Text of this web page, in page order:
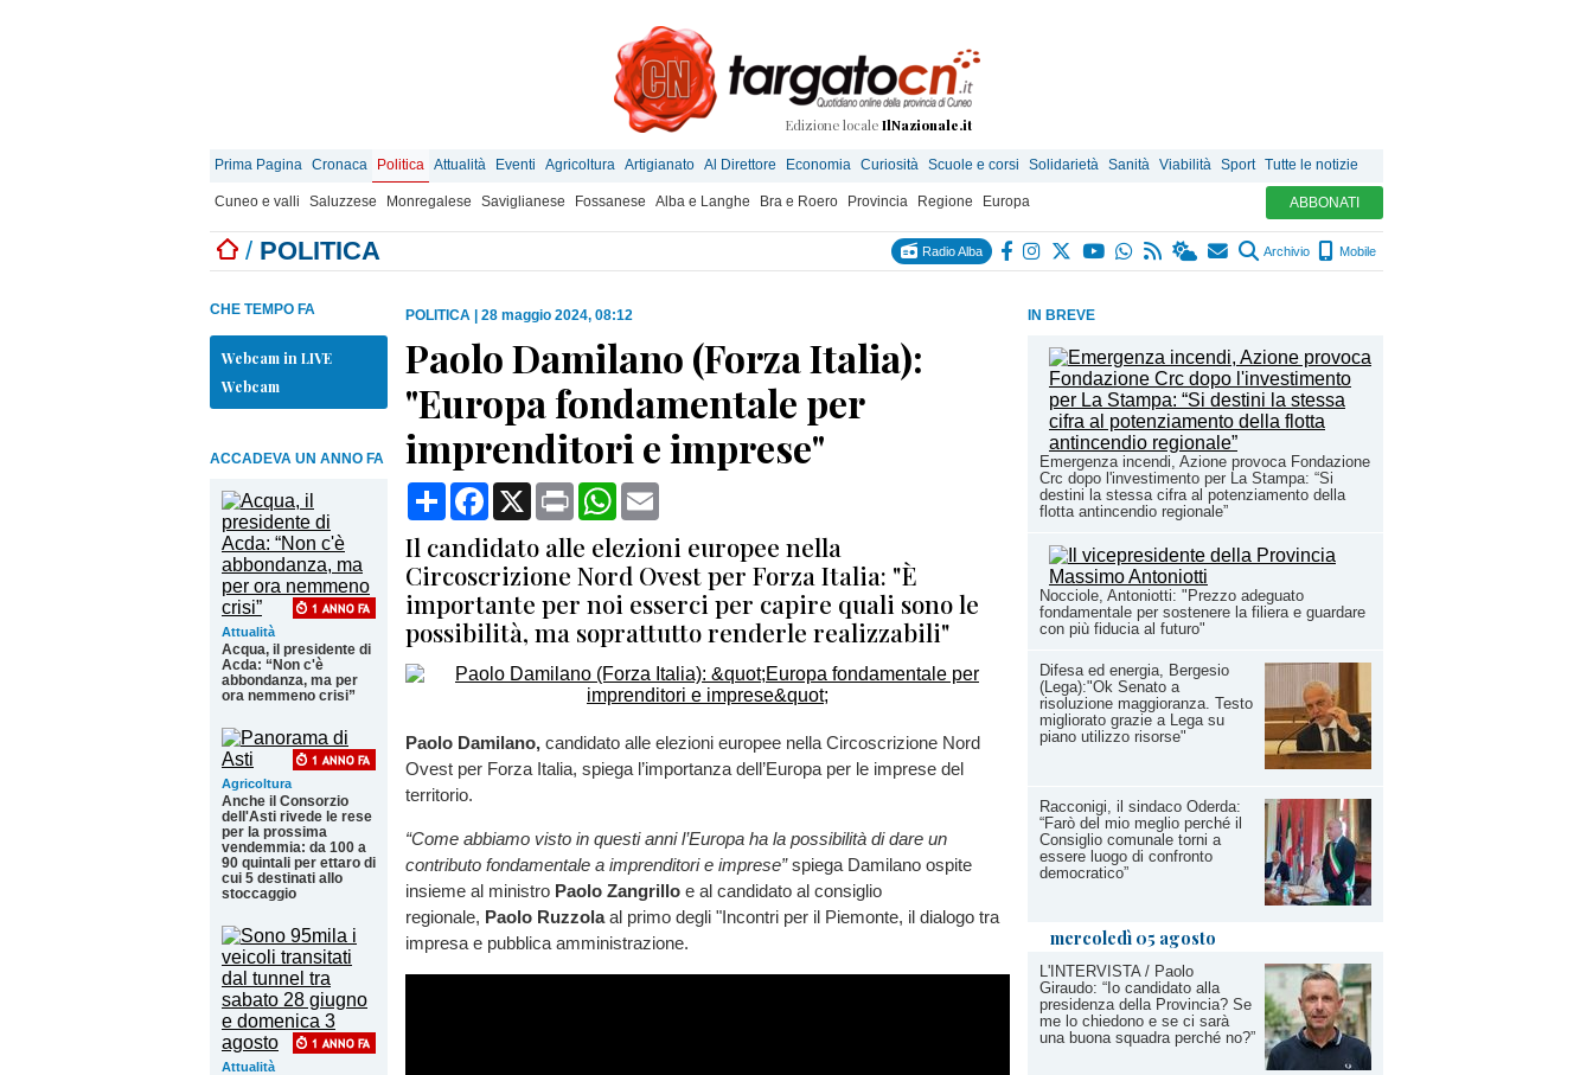
Edizione locale IlNazionale.it
Prima Pagina Cronaca Politica Attualità Eventi Agricoltura Artigianato Al Direttore Economia Curiosità Scuole e corsi Solidarietà Sanità Viabilità Sport Tutte le notizie
Cuneo e valli Saluzzese Monregalese Saviglianese Fossanese Alba e Langhe Bra e Roero Provincia Regione Europa ABBONATI
/ POLITICA Radio Alba Archivio Mobile
IN BREVE
Emergenza incendi, Azione provoca Fondazione
Crc dopo l'investimento per La Stampa: “Si
destini la stessa cifra al potenziamento della
flotta antincendio regionale”
Nocciole, Antoniotti: "Prezzo adeguato
fondamentale per sostenere la filiera e guardare
con più fiducia al futuro"
Difesa ed energia, Bergesio
(Lega):"Ok Senato a
risoluzione maggioranza. Testo
migliorato grazie a Lega su
piano utilizzo risorse"
Racconigi, il sindaco Oderda:
“Farò del mio meglio perché il
Consiglio comunale torni a
essere luogo di confronto
democratico”
mercoledì 05 agosto
L'INTERVISTA / Paolo
Giraudo: “Io candidato alla
presidenza della Provincia? Se
me lo chiedono e se ci sarà
una buona squadra perché no?”
CHE TEMPO FA
Webcam in LIVE
Webcam
ACCADEVA UN ANNO FA
Attualità
Acqua, il presidente di
Acda: “Non c'è
abbondanza, ma per
ora nemmeno crisi”
Agricoltura
Anche il Consorzio
dell'Asti rivede le rese
per la prossima
vendemmia: da 100 a
90 quintali per ettaro di
cui 5 destinati allo
stoccaggio
Attualità
POLITICA 28 maggio 2024, 08:12
Paolo Damilano (Forza Italia):
"Europa fondamentale per
imprenditori e imprese"
CondividiFacebook
X Print WhatsApp
Il candidato alle elezioni europee nella
Circoscrizione Nord Ovest per Forza Italia: "È
importante per noi esserci per capire quali sono le
possibilità, ma soprattutto renderle realizzabili"
Paolo Damilano, candidato alle elezioni europee nella Circoscrizione Nord
Ovest per Forza Italia, spiega l’importanza dell’Europa per le imprese del
territorio.
“Come abbiamo visto in questi anni l’Europa ha la possibilità di dare un
contributo fondamentale a imprenditori e imprese”spiega Damilano ospite
insieme al ministro Paolo Zangrillo e al candidato al consiglio
regionale, Paolo Ruzzolaal primo degli "Incontri per il Piemonte, il dialogo tra
impresa e pubblica amministrazione.